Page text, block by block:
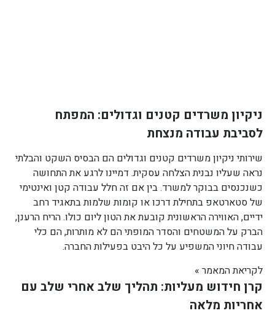
ניקיון משרדים קטנים וגדולים: המפתח
לסביבת עבודה מנצחת
שירותי ניקיון משרדים קטנים וגדולים הם הבסיס השקט והבלתי
נראה שעליו נבנית הצלחה עסקית. דמיינו לרגע את התחושה
כשנכנסים בבוקר למשרד. בין אם זה חלל עבודה קטן ואינטימי
של סטארטאפ בתחילת דרכו או קומות שלמות בתאגיד רחב
ידיים, האווירה הראשונית קובעת את הטון ליום כולו. הריח הרענן,
הברק על המשטחים והסדר המופתי הם לא מותרות, הם כלי
עבודה חיוני המשפיע על כל היבט בפעילות החברה.
לקריאת המאמר »
קרן חידוש מעליות: תהליך שלב אחרי שלב עם
אחריות מלאה